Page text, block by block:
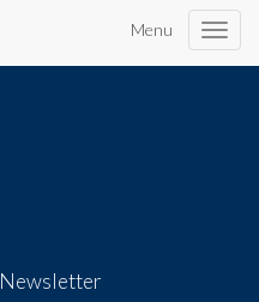
Menu
Toggle
Newsletter